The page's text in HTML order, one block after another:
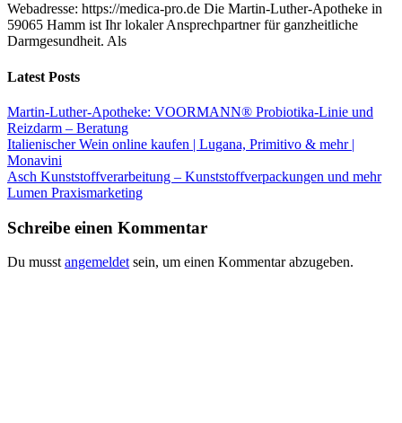
Webadresse: https://medica-pro.de Die Martin-Luther-Apotheke in
59065 Hamm ist Ihr lokaler Ansprechpartner für ganzheitliche
Darmgesundheit. Als
Latest Posts
Martin-Luther-Apotheke: VOORMANN® Probiotika-Linie und
Reizdarm – Beratung
Italienischer Wein online kaufen | Lugana, Primitivo & mehr |
Monavini
Asch Kunststoffverarbeitung – Kunststoffverpackungen und mehr
Lumen Praxismarketing
Schreibe einen Kommentar
Du musst angemeldet sein, um einen Kommentar abzugeben.